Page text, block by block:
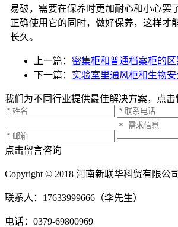
易破，需要在保养时更加耐心和小心罢
正确使用它的同时，做好保养，这样才
长久。
上一篇： 密集柜和普通档案柜的区
下一篇： 实验室里通风柜和生物
我们为不同行业提供最佳解决方案，点
点击留言咨询
Copyright © 2018 河南新联华科贸有限公司
联系人：17633999666（李先生）
电话：0379-69800969